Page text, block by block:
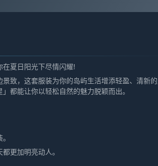
在夏日阳光下尽情闪耀!
致，这套服装为你的岛屿生活增添轻盈、清新
都能让你以轻松自然的魅力脱颖而出。
更加明亮动人。